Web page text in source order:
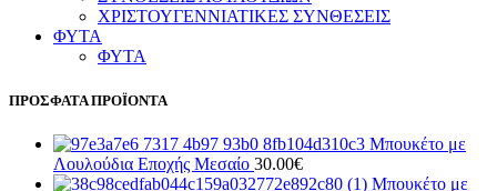
ΧΡΙΣΤΟΥΓΕΝΝΙΑΤΙΚΕΣ ΣΥΝΘΕΣΕΙΣ
ΦΥΤΑ
ΦΥΤΑ
ΠΡΟΣΦΑΤΑ ΠΡΟΪΟΝΤΑ
Μπουκέτο με
Λουλούδια Εποχής Μεσαίο 30.00€
Μπουκέτο με